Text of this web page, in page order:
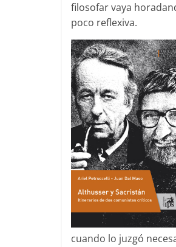
filosofar vaya
poco reflexiva.
cuando lo juzgó